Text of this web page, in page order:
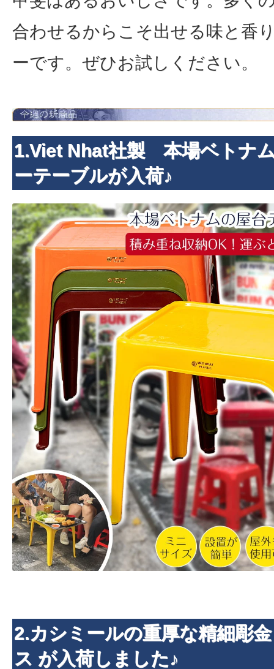
合わせるからこそ出せる味と香
ーです。ぜひお試しください。
1.Viet Nhat社製 本場ベトナ
ーテーブルが入荷♪
2.カシミールの重厚な精細彫
ス が入荷しました♪